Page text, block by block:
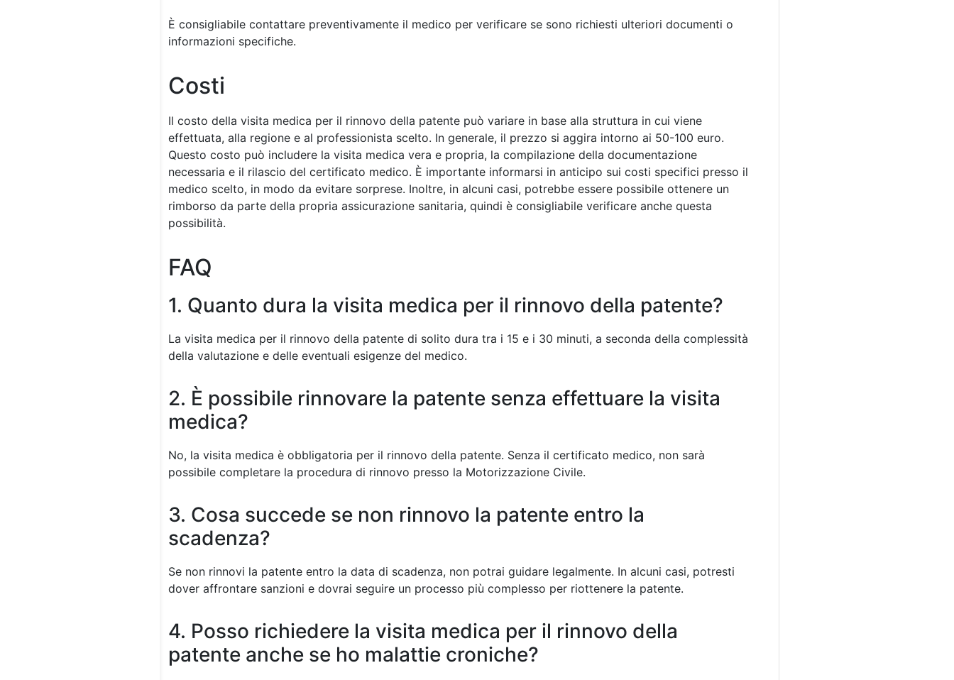
È consigliabile contattare preventivamente il medico per verificare se sono richiesti ulteriori documenti o
informazioni specifiche.
Costi
Il costo della visita medica per il rinnovo della patente può variare in base alla struttura in cui viene
effettuata, alla regione e al professionista scelto. In generale, il prezzo si aggira intorno ai 50-100 euro.
Questo costo può includere la visita medica vera e propria, la compilazione della documentazione
necessaria e il rilascio del certificato medico. È importante informarsi in anticipo sui costi specifici presso il
medico scelto, in modo da evitare sorprese. Inoltre, in alcuni casi, potrebbe essere possibile ottenere un
rimborso da parte della propria assicurazione sanitaria, quindi è consigliabile verificare anche questa
possibilità.
FAQ
1. Quanto dura la visita medica per il rinnovo della patente?
La visita medica per il rinnovo della patente di solito dura tra i 15 e i 30 minuti, a seconda della complessità
della valutazione e delle eventuali esigenze del medico.
2. È possibile rinnovare la patente senza effettuare la visita
medica?
No, la visita medica è obbligatoria per il rinnovo della patente. Senza il certificato medico, non sarà
possibile completare la procedura di rinnovo presso la Motorizzazione Civile.
3. Cosa succede se non rinnovo la patente entro la
scadenza?
Se non rinnovi la patente entro la data di scadenza, non potrai guidare legalmente. In alcuni casi, potresti
dover affrontare sanzioni e dovrai seguire un processo più complesso per riottenere la patente.
4. Posso richiedere la visita medica per il rinnovo della
patente anche se ho malattie croniche?